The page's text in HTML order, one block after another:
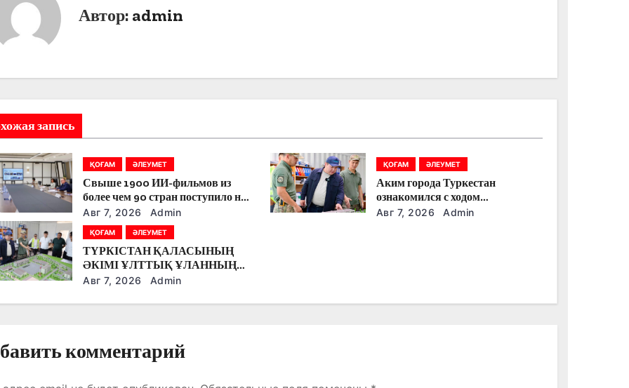
Автор: admin
запись
ҚОҒАМ ӘЛЕУМЕТ
Свыше 1900 ИИ-фильмов из
более чем 90 стран поступило на
Astana AI Film Festival
Авг 7, 2026 Admin
ҚОҒАМ ӘЛЕУМЕТ
Аким города Туркестан
ознакомился с ходом
строительства военного городка
Авг 7, 2026 Admin
ҚОҒАМ ӘЛЕУМЕТ
ТҮРКІСТАН ҚАЛАСЫНЫҢ
ӘКІМІ ҰЛТТЫҚ ҰЛАННЫҢ
ЖАҢА ӘСКЕРИ
ҚҰРЫЛЫС БАРЫСЫМЕН
Авг 7, 2026 Admin
комментарий